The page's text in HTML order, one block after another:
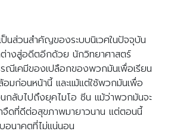
นส่วนสำคัญของระบบนิเวศในปัจจุบัน
ต่างสู่อดีตอีกด้วย นักวิทยาศาสตร์
ณีเคมีของเปลือกของพวกมันเพื่อเรียน
มก่อนหน้านี้ และแม้แต่ใช้พวกมันเพื่อ
กลับไปถึงยุคไมโอ ซีน แม้ว่าพวกมันจะ
จืดที่ดีต่อสุขภาพมายาวนาน แต่ตอนนี้
นาคตที่ไม่แน่นอน